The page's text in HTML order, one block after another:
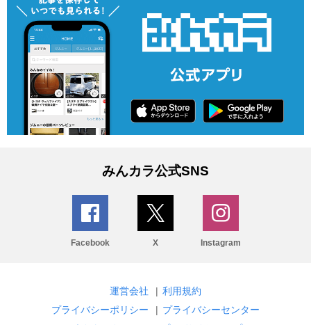
みんカラ公式SNS
Facebook X Instagram
運営会社 | 利用規約
プライバシーポリシー
| プライバシーセンター